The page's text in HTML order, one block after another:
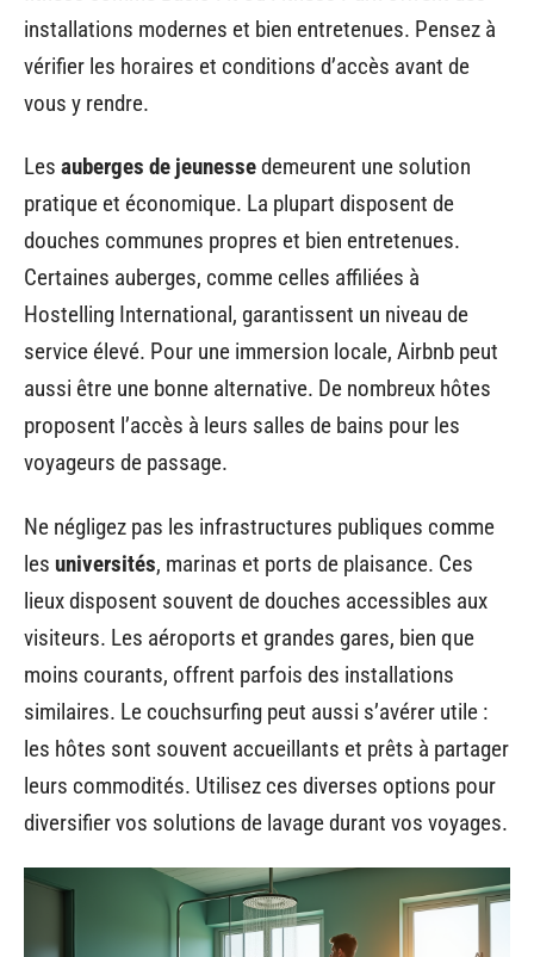
installations modernes et bien entretenues. Pensez à
vérifier les horaires et conditions d’accès avant de
vous y rendre.
Les auberges de jeunessedemeurent une solution
pratique et économique. La plupart disposent de
douches communes propres et bien entretenues.
Certaines auberges, comme celles affiliées à
Hostelling International, garantissent un niveau de
service élevé. Pour une immersion locale, Airbnb peut
aussi être une bonne alternative. De nombreux hôtes
proposent l’accès à leurs salles de bains pour les
voyageurs de passage.
Ne négligez pas les infrastructures publiques comme
les universités, marinas et ports de plaisance. Ces
lieux disposent souvent de douches accessibles aux
visiteurs. Les aéroports et grandes gares, bien que
moins courants, offrent parfois des installations
similaires. Le couchsurfing peut aussi s’avérer utile :
les hôtes sont souvent accueillants et prêts à partager
leurs commodités. Utilisez ces diverses options pour
diversifier vos solutions de lavage durant vos voyages.